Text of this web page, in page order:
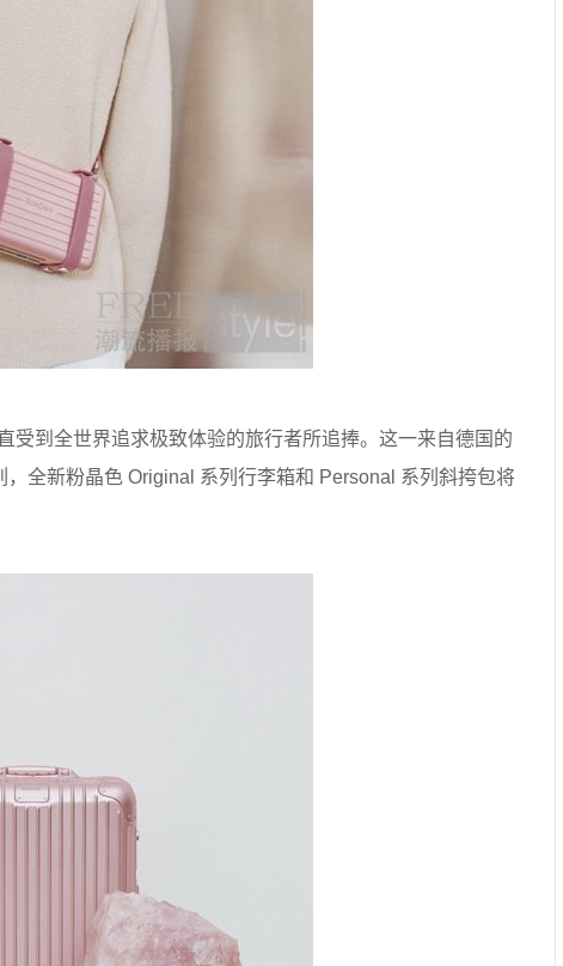
受到全世界追求极致体验的旅行者所追捧。这一来自德国的
全新粉晶色 Original 系列行李箱和 Personal 系列斜挎包将